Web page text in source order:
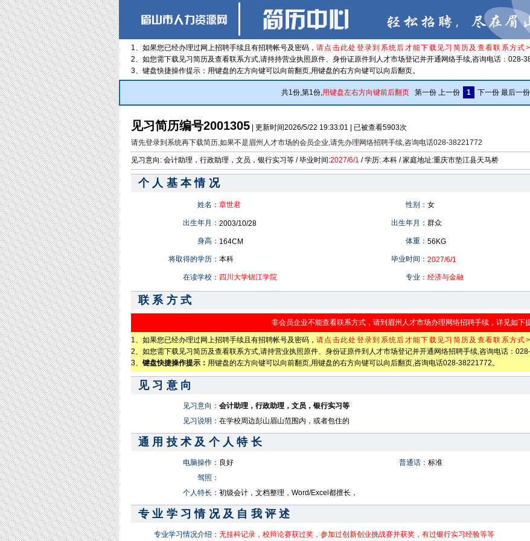
1、如果您已经办理过网上招聘手续且有招聘帐号及密码， 请点击此处登录到系统后才能下载见习简历及查看联系方式
2、如您需下载见习简历及查看联系方式,请持持营业执照原件、身份证原件到人才市场登记并开通网络手续,咨询电话 ： 028-
3、键盘快捷操作提示：用键盘的左方向键可以向前翻页,用键盘的右方向键可以向后翻页。
共1份,第1份,用键盘左右方向键前后翻页 第一份 上一份 1 下一份 最后一份
见习简历编号2001305 | 更新时间2026/5/22 19:33:01 | 已被查看5903次
请先登录到系统再下载简历,如果不是眉州人才市场的会员企业,请先办理网络招聘手续,咨询电话028-38221772
见习意向: 会计助理，行政助理，文员，银行实习等 / 毕业时间:2027/6/1 / 学历: 本科 / 家庭地址:重庆市垫江县天马桥
个人基本情况
姓名： 章世君 性别： 女
出生年月： 2003/10/28 出生年月： 群众
身高： 164CM 体重： 56KG
将取得的学历： 本科 毕业时间： 2027/6/1
在读学校： 四川大学锦江学院 专业： 经济与金融
联系方式
非会员企业不能查看联系方式，请到眉州人才市场办理网络招聘手续，详见如下
1、如果您已经办理过网上招聘手续且有招聘帐号及密码， 请点击此处登录到系统后才能下载见习简历及查看联系方式
2、如您需下载见习简历及查看联系方式,请持营业执照原件、身份证原件到人才市场登记并开通网络招聘手续,咨询电话：
3、 键盘快捷操作提示： 用键盘的左方向键可以向前翻页,用键盘的右方向键可以向后翻页,咨询电话028-38221772。
见习意向
见习意向： 会计助理，行政助理，文员，银行实习等
见习说明： 在学校周边彭山眉山范围内，或者包住的
通用技术及个人特长
电脑操作： 良好 普通话： 标准
驾照：
个人特长： 初级会计，文档整理，Word/Excel都擅长，
专业学习情况及自我评述
专业学习情况介绍： 无挂科记录，校辩论赛获过奖，参加过创新创业挑战赛并获奖，有过银行实习经验等等